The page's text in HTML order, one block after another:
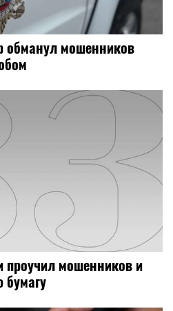
обманул мошенников
проучил мошенников и